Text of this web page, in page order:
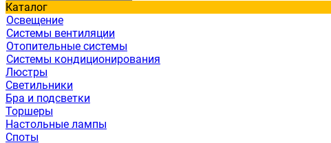
Каталог
Освещение
Системы вентиляции
Отопительные системы
Системы кондиционирования
Люстры
Светильники
Бра и подсветки
Торшеры
Настольные лампы
Споты